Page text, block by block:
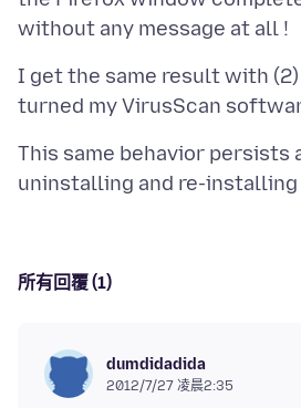
I get the same result with
This same behavior
所有回覆 (1)
dumdidadida
2012/7/27 凌晨2:35